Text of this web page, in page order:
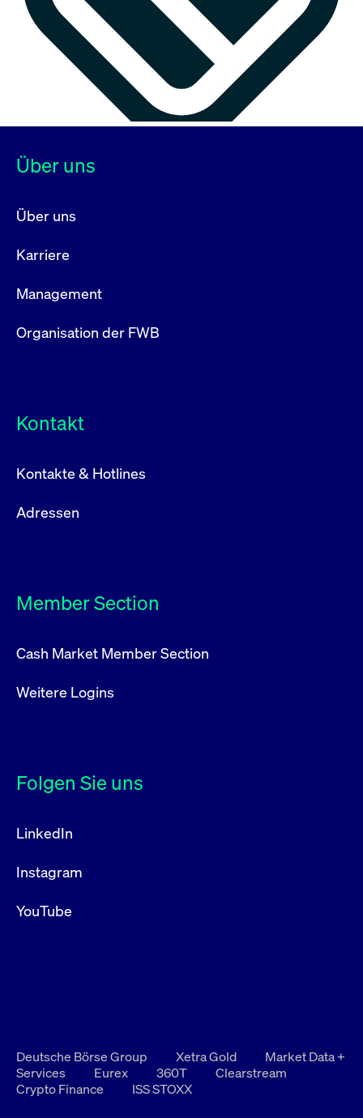
Über uns
Über uns
Karriere
Management
Organisation der FWB
Kontakt
Kontakte & Hotlines
Adressen
Member Section
Cash Market Member Section
Weitere Logins
Folgen Sie uns
LinkedIn
Instagram
YouTube
Deutsche Börse Group Xetra Gold
Market Data +
Services
Eurex 360T
Clearstream
Crypto Finance
ISS STOXX